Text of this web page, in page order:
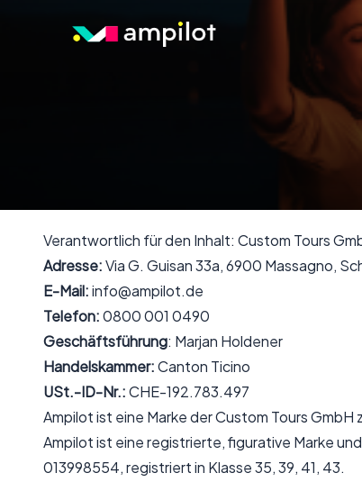
Verantwortlich für den Inhalt: Custom Tours
Adresse:Via G. Guisan 33a, 6900 Massagno,
E-Mail:info@ampilot.de
Telefon:0800 001 0490
Geschäftsführung: Marjan Holdener
Handelskammer:Canton Ticino
USt.-ID-Nr.:CHE-192.783.497
Ampilot ist eine Marke der Custom Tours
Ampilot ist eine registrierte, figurative Marke
013998554, registriert in Klasse 35, 39, 41, 43.